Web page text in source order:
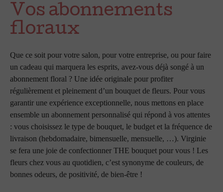
Vos abonnements
floraux
Que ce soit pour votre salon, pour votre entreprise, ou pour faire
un cadeau qui marquera les esprits, avez-vous déjà songé à un
abonnement floral ? Une idée originale pour profiter
régulièrement et pleinement d’un bouquet de fleurs. Pour vous
garantir une expérience exceptionnelle, nous mettons en place
ensemble un abonnement personnalisé qui répond à vos attentes
: vous choisissez le type de bouquet, le budget et la fréquence de
livraison (hebdomadaire, bimensuelle, mensuelle, …). Virginie
se fera une joie de confectionner THE bouquet pour vous ! Les
fleurs chez vous au quotidien, c’est synonyme de couleurs, de
bonnes odeurs, de positivité, de bien-être !